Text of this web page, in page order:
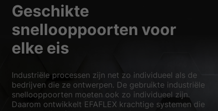
Geschikte
snellooppoorten voor
elke eis
Industriële processen zijn net zo individueel als de
bedrijven die ze ontwerpen. De gebruikte industriële
snellooppoorten moeten ook zo individueel zijn.
Daarom ontwikkelt EFAFLEX krachtige systemen die